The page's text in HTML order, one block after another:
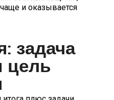
и оказывается
задача
цель